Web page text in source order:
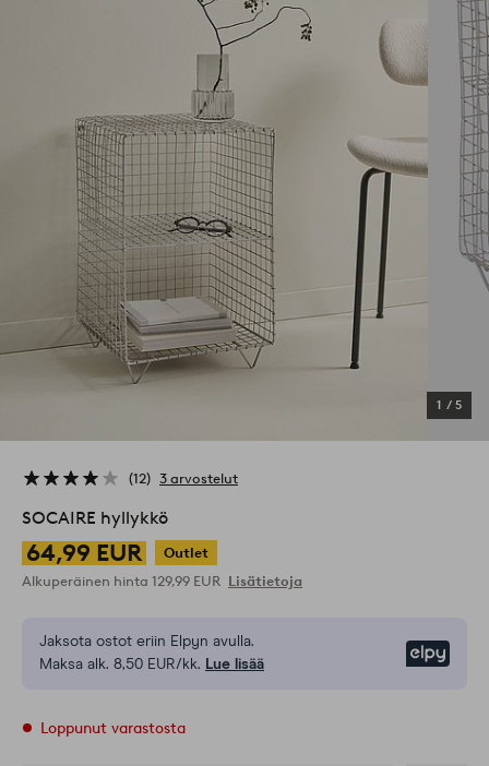
1 / 5
12 3 arvostelut
SOCAIRE hyllykkö
64,99 EUR
Outlet
Alkuperäinen hinta 129,99 EUR Lisätietoja
Jaksota ostot eriin Elpyn avulla.
Maksa alk. 8,50 EUR/kk. Lue lisää
Loppunut varastosta